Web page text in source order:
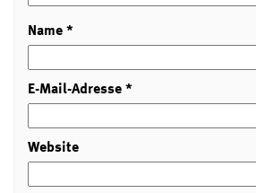
Name*
E-Mail-Adresse*
Website